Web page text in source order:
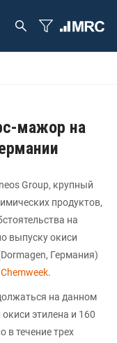
мажор на
Group, крупный
продуктов,
на
выпуску окиси
Германия)
Chemweek.
на данном
этилена и 160
в течение трех